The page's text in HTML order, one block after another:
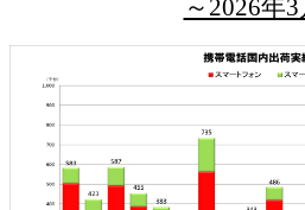
～2026年3